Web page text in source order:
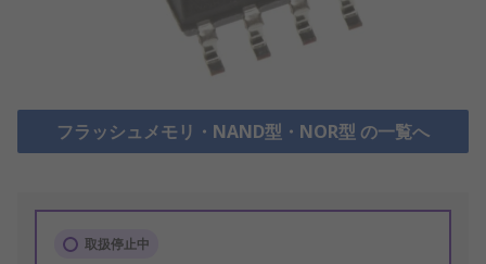
フラッシュメモリ・NAND型・NOR型 の一覧へ
取扱停止中